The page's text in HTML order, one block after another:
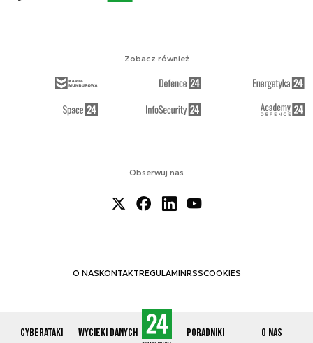
Cyberataki Wycieki danych Poradniki O nas
Obserwuj nas
O NASKONTAKTREGULAMINRSSCOOKIES
Zobacz również
© 2012-2026 CYBERDEFENCE24